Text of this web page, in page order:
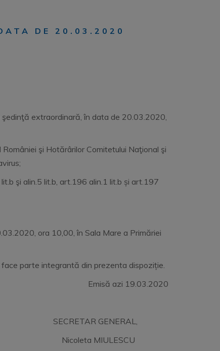
DE 20.03.2020
extraordinară, în data de 20.03.2020,
şi Hotărârilor Comitetului Naţional şi
şi alin.5 lit.b, art.196 alin.1 lit.b și art.197
ora 10,00, în Sala Mare a Primăriei
parte integrantă din prezenta dispoziție.
19.03.2020
SECRETAR GENERAL,
Nicoleta MIULESCU